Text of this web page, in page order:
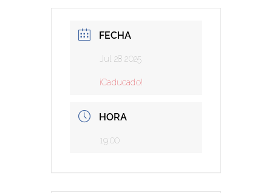
FECHA
Jul 28 2025
¡Caducado!
HORA
19:00